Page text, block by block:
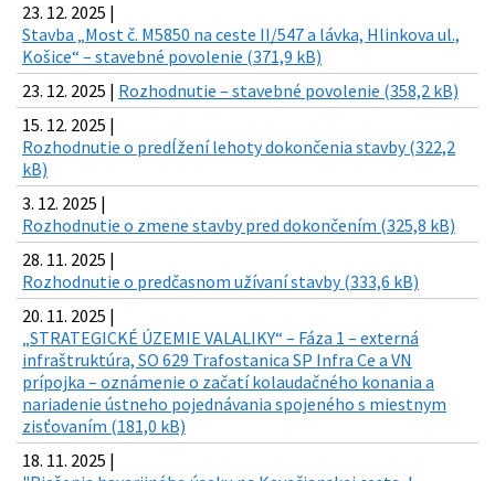
23. 12. 2025 |
Stavba „Most č. M5850 na ceste II/547 a lávka, Hlinkova ul.,
Košice“ – stavebné povolenie (371,9 kB)
23. 12. 2025 | Rozhodnutie – stavebné povolenie (358,2 kB)
15. 12. 2025 |
Rozhodnutie o predĺžení lehoty dokončenia stavby (322,2
kB)
3. 12. 2025 |
Rozhodnutie o zmene stavby pred dokončením (325,8 kB)
28. 11. 2025 |
Rozhodnutie o predčasnom užívaní stavby (333,6 kB)
20. 11. 2025 |
„STRATEGICKÉ ÚZEMIE VALALIKY“ – Fáza 1 – externá
infraštruktúra, SO 629 Trafostanica SP Infra Ce a VN
prípojka – oznámenie o začatí kolaudačného konania a
nariadenie ústneho pojednávania spojeného s miestnym
zisťovaním (181,0 kB)
18. 11. 2025 |